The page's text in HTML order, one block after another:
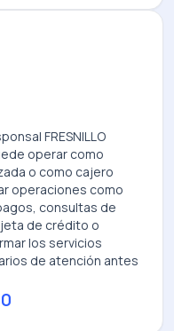
FRESNILLO
operar como
o como cajero
operaciones como
consultas de
de crédito o
los servicios
de atención antes